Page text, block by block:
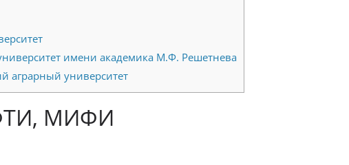
имени академика М.Ф. Решетнева
аграрный университет
МИФИ